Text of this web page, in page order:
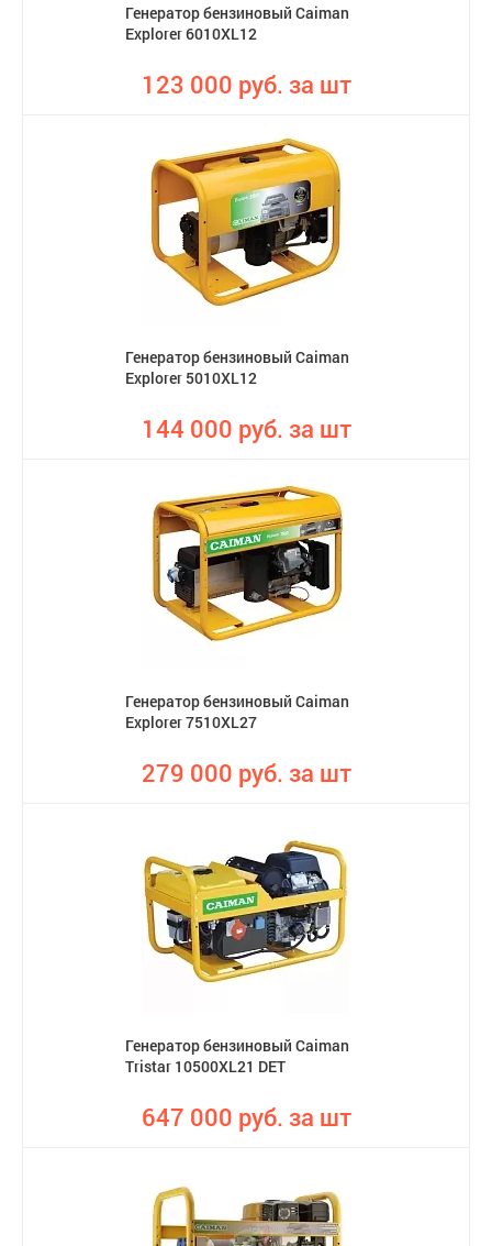
Генератор бензиновый Caiman
Explorer 6010XL12
123 000 руб. за шт
Генератор бензиновый Caiman
Explorer 5010XL12
144 000 руб. за шт
Генератор бензиновый Caiman
Explorer 7510XL27
279 000 руб. за шт
Генератор бензиновый Caiman
Tristar 10500XL21 DET
647 000 руб. за шт